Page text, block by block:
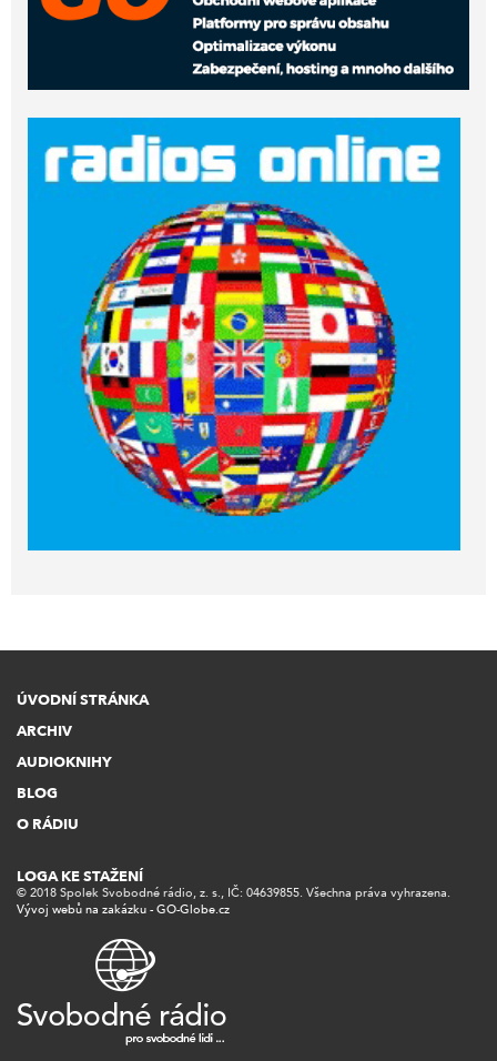
ÚVODNÍ STRÁNKA
ARCHIV
AUDIOKNIHY
BLOG
O RÁDIU
© 2018 Spolek Svobodné rádio, z. s., IČ: 04639855. Všechna práva vyhrazena.
Vývoj webů na zakázku - GO-Globe.cz
LOGA KE STAŽENÍ